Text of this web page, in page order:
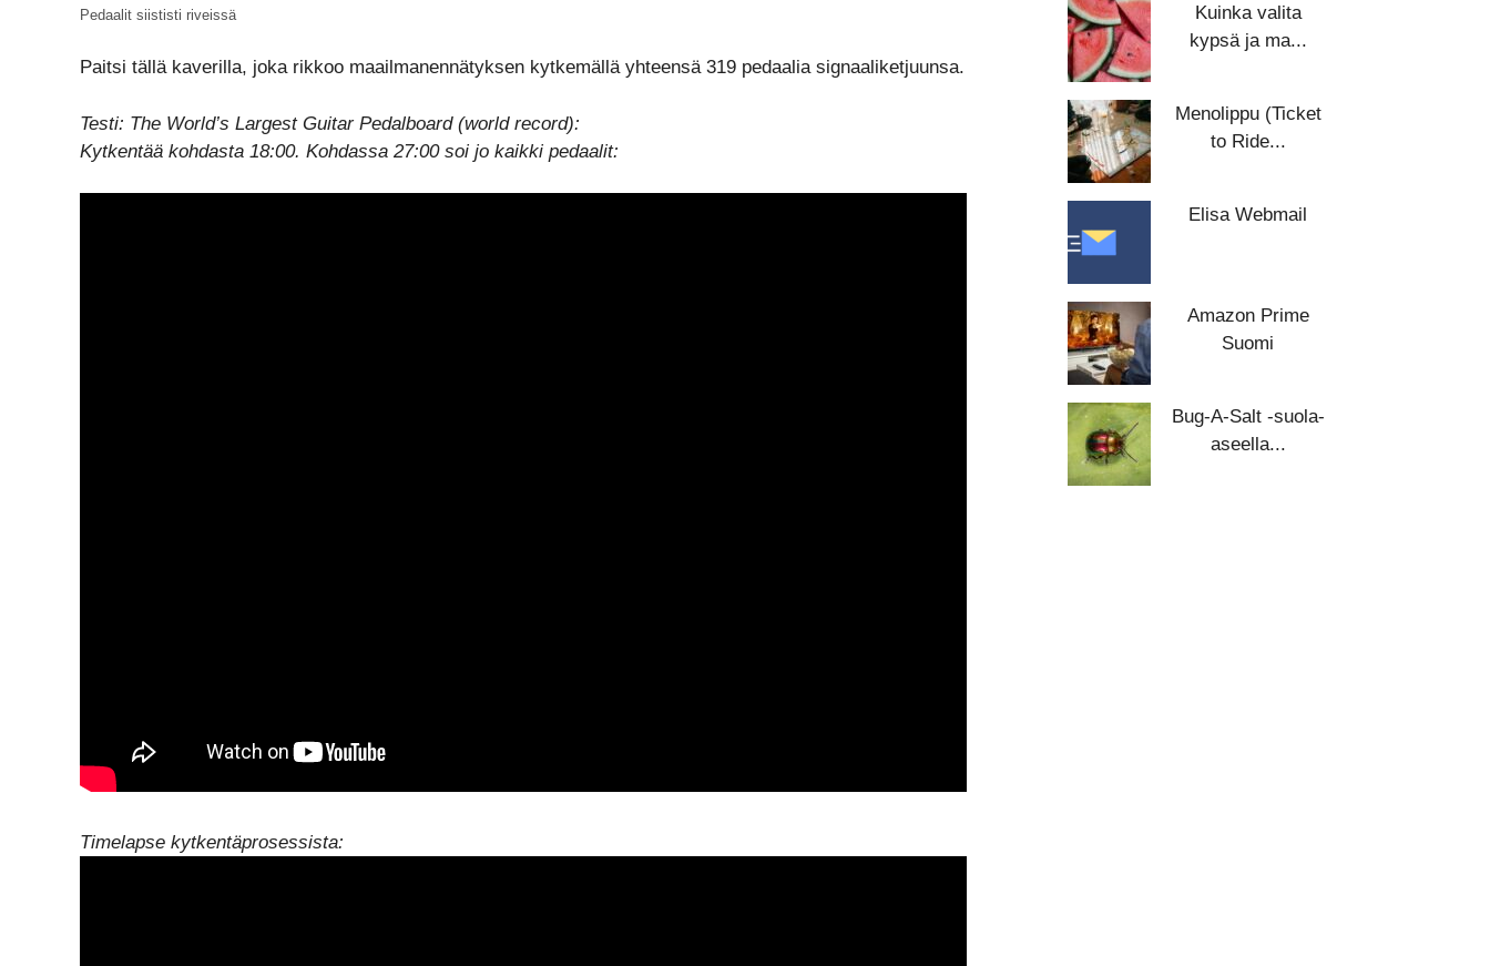
Pedaalit siististi riveissä
Paitsi tällä kaverilla, joka rikkoo maailmanennätyksen kytkemällä yhteensä 319 pedaalia signaaliketjuunsa.
Testi: The World’s Largest Guitar Pedalboard (world record):
Kytkentää kohdasta 18:00. Kohdassa 27:00 soi jo kaikki pedaalit:
Timelapse kytkentäprosessista:
Kuinka valita
kypsä ja ma...
Menolippu (Ticket
to Ride...
Elisa Webmail
Amazon Prime
Suomi
Bug-A-Salt -suola-
aseella...